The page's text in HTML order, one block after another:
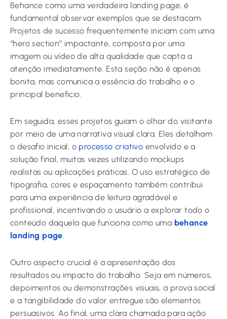
Behance como uma verdadeira landing page, é
fundamental observar exemplos que se destacam.
Projetos de sucesso frequentemente iniciam com uma
“hero section” impactante, composta por uma
imagem ou vídeo de alta qualidade que capta a
atenção imediatamente. Esta seção não é apenas
bonita, mas comunica a essência do trabalho e o
principal benefício.
Em seguida, esses projetos guiam o olhar do visitante
por meio de uma narrativa visual clara. Eles detalham
o desafio inicial, o processo criativo envolvido e a
solução final, muitas vezes utilizando mockups
realistas ou aplicações práticas. O uso estratégico de
tipografia, cores e espaçamento também contribui
para uma experiência de leitura agradável e
profissional, incentivando o usuário a explorar todo o
conteúdo daquela que funciona como uma behance
landing page.
Outro aspecto crucial é a apresentação dos
resultados ou impacto do trabalho. Seja em números,
depoimentos ou demonstrações visuais, a prova social
e a tangibilidade do valor entregue são elementos
persuasivos. Ao final, uma clara chamada para ação